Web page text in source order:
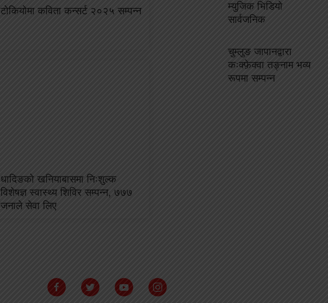
टोकियोमा कविता कन्सर्ट २०२५ सम्पन्न
धादिङको खनियाबासमा निःशुल्क
विशेषज्ञ स्वास्थ्य शिविर सम्पन्न, ७७७
जनाले सेवा लिए
म्युजिक भिडियो
सार्वजनिक
चुम्लुङ जापानद्वारा
कःक्फ़ेक्वा तङ्नाम भव्य
रूपमा सम्पन्न